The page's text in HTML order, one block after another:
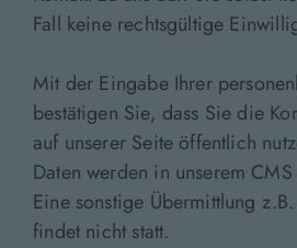
Fall keine rechtsgültige
Mit der Eingabe Ihrer
bestätigen Sie, dass Sie die
auf unserer Seite öffentlich
Daten werden in unserem
Eine sonstige Übermittlung
findet nicht statt.